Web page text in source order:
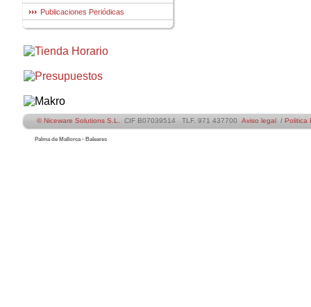
Publicaciones Periódicas
© Niceware Solutions S.L. CIF B07039514 TLF. 971 437700 Aviso legal / Politica
Palma de Mallorca - Baleares